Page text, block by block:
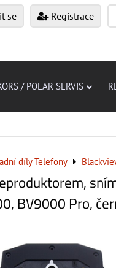
se Registrace
/ POLAR SERVIS
díly Telefony
BV9000 Pro,